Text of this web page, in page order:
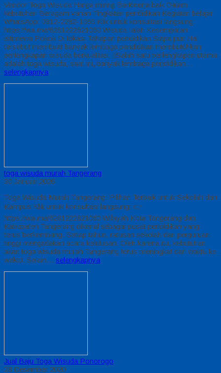
Vendor Toga Wisuda Harga miring Berkinerja baik Dalam
kebutuhan Beragam varian Tingkatan pendidikan Kegiatan belajar
WhatsApp: 0812-2282-1060 Klik untuk konsultasi langsung:
https://wa.me/6281222821060 Wisuda Ialah Kesempatan
istimewa Pokok Di lokasi Tahapan pendidikan Siapa pun Hal
tersebut membuat banyak lembaga pendidikan membutuhkan
perlengkapan wisuda berkualitas. ||Salah satu perlengkapan utama
adalah toga wisuda, saat ini, banyak lembaga pendidikan…
selengkapnya
toga wisuda murah Tangerang
30 Januari 2026
Toga Wisuda Murah Tangerang: Pilihan Terbaik untuk Sekolah dan
Kampus Klik untuk konsultasi langsung: 👉
https://wa.me/6281222821060 Wilayah Kota Tangerang dan
Kabupaten Tangerang dikenal sebagai pusat pendidikan yang
terus berkembang. Setiap tahun, ratusan sekolah dan perguruan
tinggi mengadakan acara kelulusan. Oleh karena itu, kebutuhan
akan toga wisuda murah Tangerang terus meningkat dari waktu ke
waktu. Selain… selengkapnya
Jual Baju Toga Wisuda Ponorogo
28 Desember 2020